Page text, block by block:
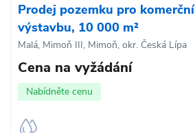
Prodej pozemku pro komerční
výstavbu, 10 000 m²
Malá, Mimoň III, Mimoň, okr. Česká Lípa
Cena na vyžádání
Nabídněte cenu